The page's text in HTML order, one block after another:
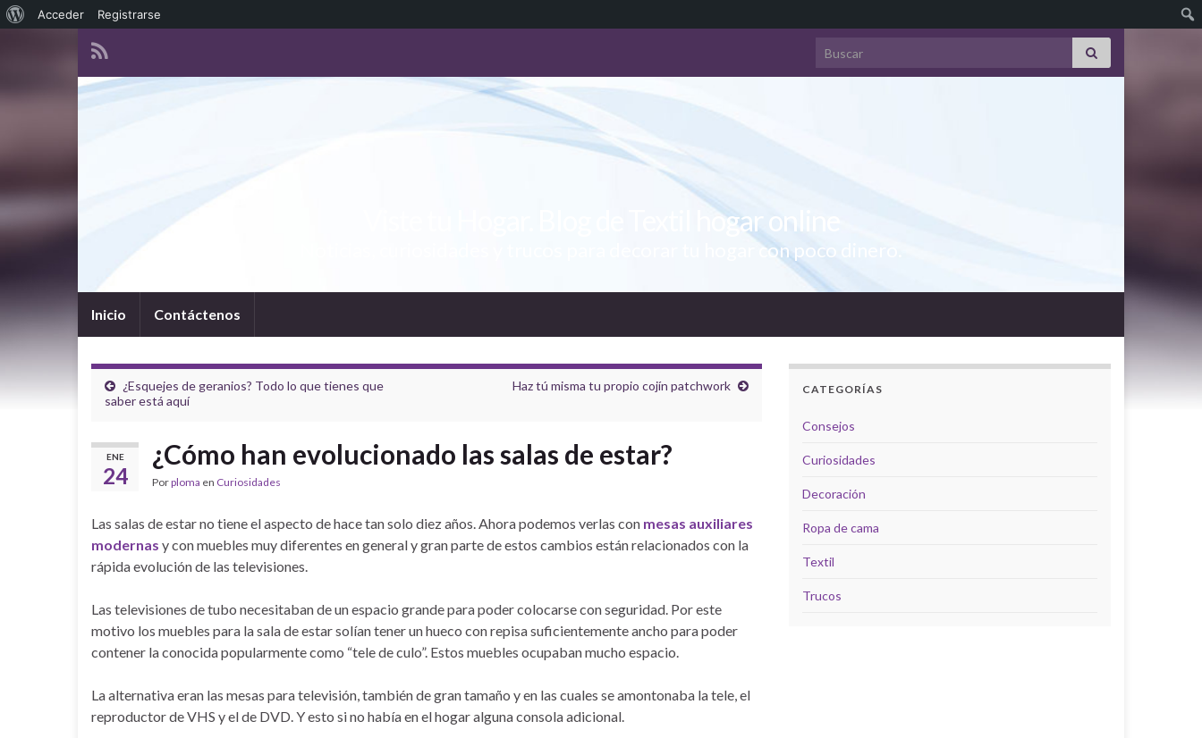
Acerca de WordPress
Acceder Registrarse
Search for:
Viste tu Hogar. Blog de Textil hogar online
Noticias, curiosidades y trucos para decorar tu hogar con poco dinero.
Inicio Contáctenos
¿Esquejes de geranios? Todo lo que tienes que
saber está aquí
Haz tú misma tu propio cojín patchwork
ENE
24
¿Cómo han evolucionado las salas de estar?
Porploma en Curiosidades
Las salas de estar no tiene el aspecto de hace tan solo diez años. Ahora podemos verlas con mesas auxiliares
modernas y con muebles muy diferentes en general y gran parte de estos cambios están relacionados con la
rápida evolución de las televisiones.
Las televisiones de tubo necesitaban de un espacio grande para poder colocarse con seguridad. Por este
motivo los muebles para la sala de estar solían tener un hueco con repisa suficientemente ancho para poder
contener la conocida popularmente como “tele de culo”. Estos muebles ocupaban mucho espacio.
La alternativa eran las mesas para televisión, también de gran tamaño y en las cuales se amontonaba la tele, el
reproductor de VHS y el de DVD. Y esto si no había en el hogar alguna consola adicional.
CATEGORÍAS
Consejos
Curiosidades
Decoración
Ropa de cama
Textil
Trucos